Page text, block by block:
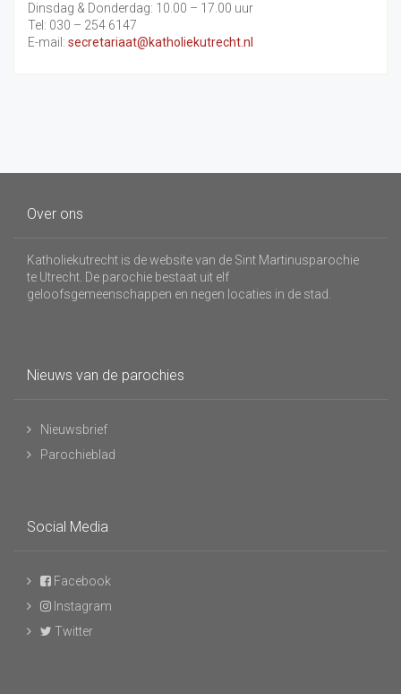
Dinsdag & Donderdag: 10.00 – 17.00 uur
Tel: 030 – 254 6147
E-mail: secretariaat@katholiekutrecht.nl
Over ons
Katholiekutrecht is de website van de Sint Martinusparochie
te Utrecht. De parochie bestaat uit elf
geloofsgemeenschappen en negen locaties in de stad.
Nieuws van de parochies
Nieuwsbrief
Parochieblad
Social Media
Facebook
Instagram
Twitter